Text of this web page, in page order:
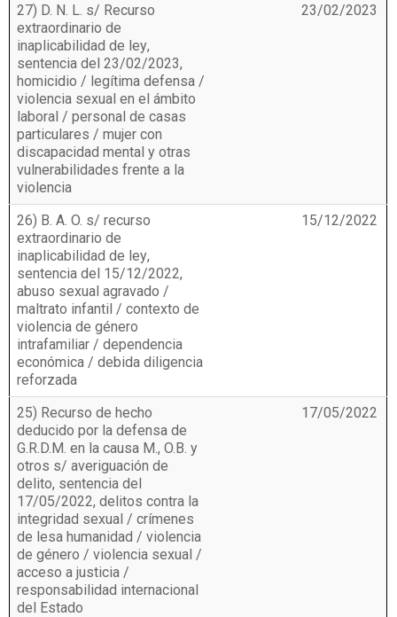
27) D. N. L. s/ Recurso
extraordinario de
inaplicabilidad de ley,
sentencia del 23/02/2023,
homicidio / legítima defensa /
violencia sexual en el ámbito
laboral / personal de casas
particulares / mujer con
discapacidad mental y otras
vulnerabilidades frente a la
violencia
23/02/2023
26) B. A. O. s/ recurso
extraordinario de
inaplicabilidad de ley,
sentencia del 15/12/2022,
abuso sexual agravado /
maltrato infantil / contexto de
violencia de género
intrafamiliar / dependencia
económica / debida diligencia
reforzada
15/12/2022
25) Recurso de hecho
deducido por la defensa de
G.R.D.M. en la causa M., O.B. y
otros s/ averiguación de
delito, sentencia del
17/05/2022, delitos contra la
integridad sexual / crímenes
de lesa humanidad / violencia
de género / violencia sexual /
acceso a justicia /
responsabilidad internacional
del Estado
17/05/2022